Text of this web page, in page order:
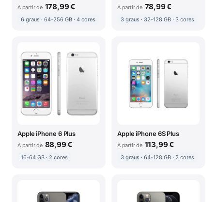
A partir de 178,99 €
6 graus · 64-256 GB · 4 cores
A partir de 78,99 €
3 graus · 32-128 GB · 3 cores
Apple iPhone 6 Plus
A partir de 88,99 €
16-64 GB · 2 cores
Apple iPhone 6S Plus
A partir de 113,99 €
3 graus · 64-128 GB · 2 cores